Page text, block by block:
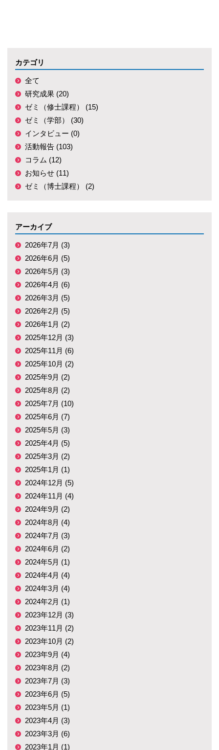
カテゴリ
全て
研究成果 (20)
ゼミ（修士課程） (15)
ゼミ（学部） (30)
インタビュー (0)
活動報告 (103)
コラム (12)
お知らせ (11)
ゼミ（博士課程） (2)
アーカイブ
2026年7月 (3)
2026年6月 (5)
2026年5月 (3)
2026年4月 (6)
2026年3月 (5)
2026年2月 (5)
2026年1月 (2)
2025年12月 (3)
2025年11月 (6)
2025年10月 (2)
2025年9月 (2)
2025年8月 (2)
2025年7月 (10)
2025年6月 (7)
2025年5月 (3)
2025年4月 (5)
2025年3月 (2)
2025年1月 (1)
2024年12月 (5)
2024年11月 (4)
2024年9月 (2)
2024年8月 (4)
2024年7月 (3)
2024年6月 (2)
2024年5月 (1)
2024年4月 (4)
2024年3月 (4)
2024年2月 (1)
2023年12月 (3)
2023年11月 (2)
2023年10月 (2)
2023年9月 (4)
2023年8月 (2)
2023年7月 (3)
2023年6月 (5)
2023年5月 (1)
2023年4月 (3)
2023年3月 (6)
2023年1月 (1)